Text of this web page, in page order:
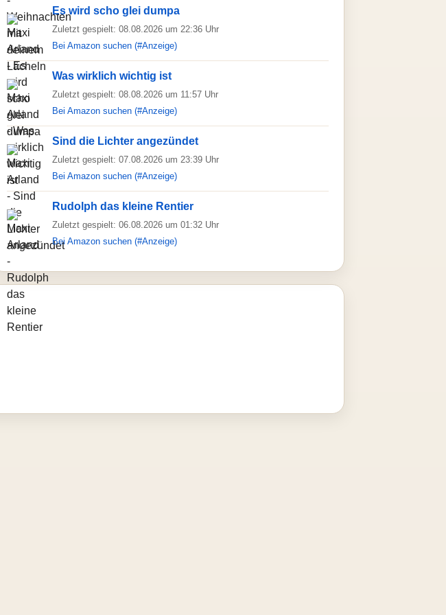
Es wird scho glei dumpa
Zuletzt gespielt: 08.08.2026 um 22:36 Uhr
Bei Amazon suchen (#Anzeige)
Was wirklich wichtig ist
Zuletzt gespielt: 08.08.2026 um 11:57 Uhr
Bei Amazon suchen (#Anzeige)
Sind die Lichter angezündet
Zuletzt gespielt: 07.08.2026 um 23:39 Uhr
Bei Amazon suchen (#Anzeige)
Rudolph das kleine Rentier
Zuletzt gespielt: 06.08.2026 um 01:32 Uhr
Bei Amazon suchen (#Anzeige)